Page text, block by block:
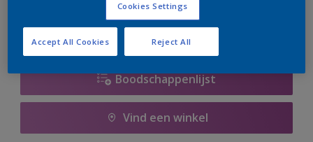
Boodschappenlijst
Vind een winkel
Cookies Settings
Reject All
Accept All Cookies